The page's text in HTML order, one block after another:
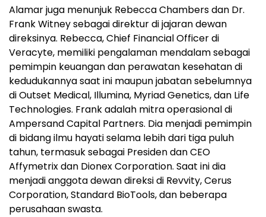
Alamar juga menunjuk Rebecca Chambers dan Dr.
Frank Witney sebagai direktur di jajaran dewan
direksinya. Rebecca, Chief Financial Officer di
Veracyte, memiliki pengalaman mendalam sebagai
pemimpin keuangan dan perawatan kesehatan di
kedudukannya saat ini maupun jabatan sebelumnya
di Outset Medical, Illumina, Myriad Genetics, dan Life
Technologies. Frank adalah mitra operasional di
Ampersand Capital Partners. Dia menjadi pemimpin
di bidang ilmu hayati selama lebih dari tiga puluh
tahun, termasuk sebagai Presiden dan CEO
Affymetrix dan Dionex Corporation. Saat ini dia
menjadi anggota dewan direksi di Revvity, Cerus
Corporation, Standard BioTools, dan beberapa
perusahaan swasta.